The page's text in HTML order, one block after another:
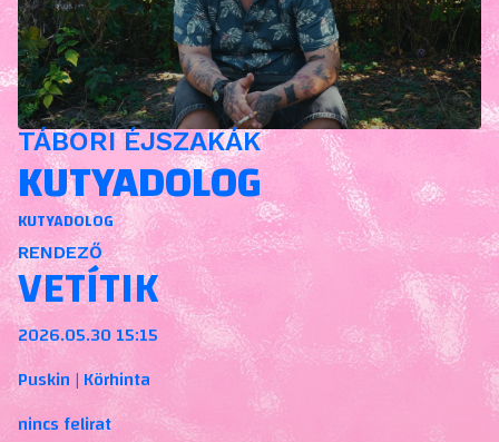
TÁBORI ÉJSZAKÁK
KUTYADOLOG
KUTYADOLOG
RENDEZŐ
VETÍTIK
2026.05.30 15:15
Puskin | Körhinta
nincs felirat